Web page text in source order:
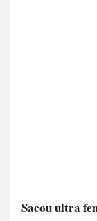
Sacou ultra